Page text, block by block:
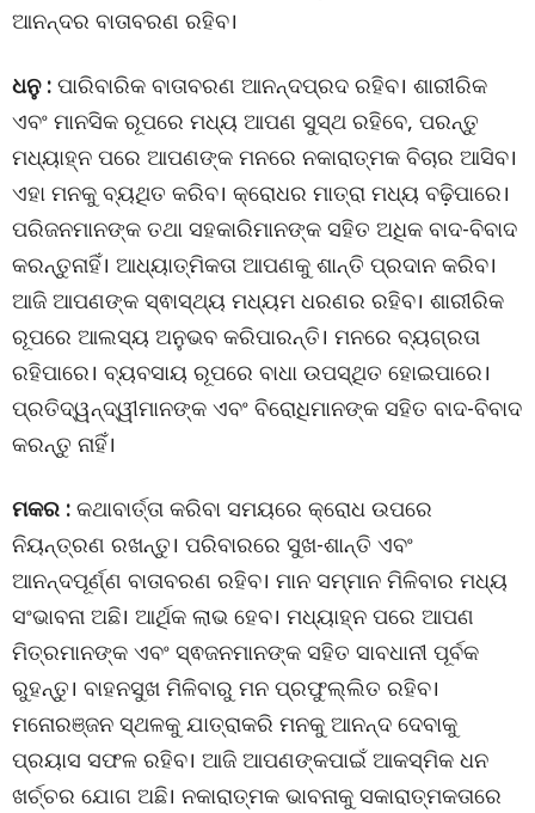
ଆନନ୍ଦର ବାତାବରଣ ରହିବ।
ଧନୁ : ପାରିବାରିକ ବାତାବରଣ ଆନନ୍ଦପ୍ରଦ ରହିବ। ଶାରୀରିକ
ଏବଂ ମାନସିକ ରୂପରେ ମଧ୍ୟ ଆପଣ ସୁସ୍ଥ ରହିବେ, ପରନ୍ତୁ
ମଧ୍ୟାହ୍ନ ପରେ ଆପଣଙ୍କ ମନରେ ନକାରାତ୍ମକ ବିଚାର ଆସିବ।
ଏହା ମନକୁ ବ୍ୟଥିତ କରିବ। କ୍ରୋଧର ମାତ୍ରା ମଧ୍ୟ ବଢ଼ିପାରେ।
ପରିଜନମାନଙ୍କ ତଥା ସହକାରିମାନଙ୍କ ସହିତ ଅଧିକ ବାଦ-ବିବାଦ
କରନ୍ତୁନାହିଁ। ଆଧ୍ୟାତ୍ମିକତା ଆପଣକୁ ଶାନ୍ତି ପ୍ରଦାନ କରିବ।
ଆଜି ଆପଣଙ୍କ ସ୍ଵାସ୍ଥ୍ୟ ମଧ୍ୟମ ଧରଣର ରହିବ। ଶାରୀରିକ
ରୂପରେ ଆଲସ୍ୟ ଅନୁଭବ କରିପାରନ୍ତି। ମନରେ ବ୍ୟଗ୍ରତା
ରହିପାରେ। ବ୍ୟବସାୟ ରୂପରେ ବାଧା ଉପସ୍ଥିତ ହୋଇପାରେ।
ପ୍ରତିଦ୍ୱନ୍ଦ୍ୱୀମାନଙ୍କ ଏବଂ ବିରୋଧିମାନଙ୍କ ସହିତ ବାଦ-ବିବାଦ
କରନ୍ତୁ ନାହିଁ।
ମକର : କଥାବାର୍ତ୍ତା କରିବା ସମୟରେ କ୍ରୋଧ ଉପରେ
ନିୟନ୍ତ୍ରଣ ରଖନ୍ତୁ। ପରିବାରରେ ସୁଖ-ଶାନ୍ତି ଏବଂ
ଆନନ୍ଦପୂର୍ଣ୍ଣ ବାତାବରଣ ରହିବ। ମାନ ସମ୍ମାନ ମିଳିବାର ମଧ୍ୟ
ସଂଭାବନା ଅଛି। ଆର୍ଥିକ ଲାଭ ହେବ। ମଧ୍ୟାହ୍ନ ପରେ ଆପଣ
ମିତ୍ରମାନଙ୍କ ଏବଂ ସ୍ଵଜନମାନଙ୍କ ସହିତ ସାବଧାନୀ ପୂର୍ବକ
ରୁହନ୍ତୁ। ବାହନସୁଖ ମିଳିବାରୁ ମନ ପ୍ରଫୁଲ୍ଲିତ ରହିବ।
ମନୋରଞ୍ଜନ ସ୍ଥଳକୁ ଯାତ୍ରାକରି ମନକୁ ଆନନ୍ଦ ଦେବାକୁ
ପ୍ରୟାସ ସଫଳ ରହିବ। ଆଜି ଆପଣଙ୍କପାଇଁ ଆକସ୍ମିକ ଧନ
ଖର୍ଚ୍ଚର ଯୋଗ ଅଛି। ନକାରାତ୍ମକ ଭାବନାକୁ ସକାରାତ୍ମକତାରେ